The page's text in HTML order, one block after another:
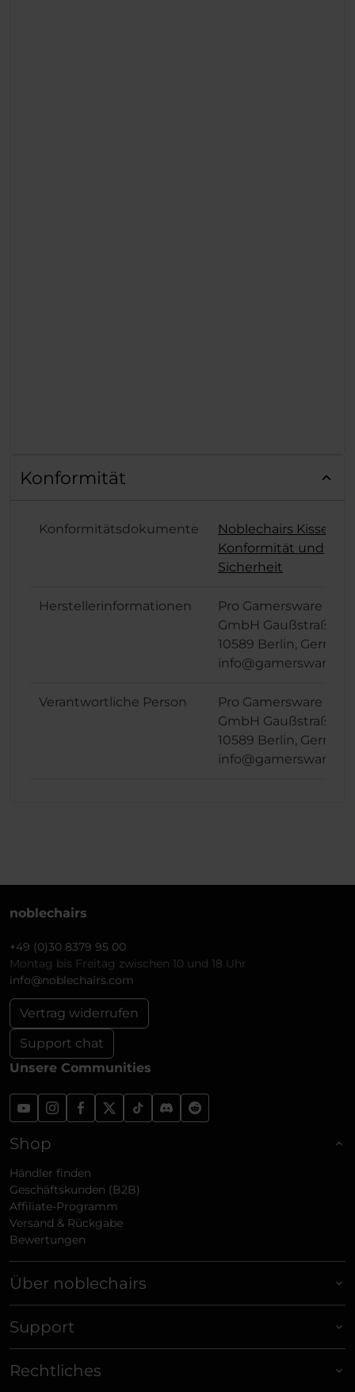
Konformität
Konformitätsdokumente
Noblechairs Kissen
Konformität und
Sicherheit
Herstellerinformationen
Pro Gamersware
GmbH Gaußstraße 1,
10589 Berlin,
Verantwortliche Person
Pro Gamersware
GmbH Gaußstraße 1,
10589 Berlin,
noblechairs
+49 (0)30 8379 95 00
Montag bis Freitag zwischen 10 und 18 Uhr
info@noblechairs.com
Vertrag widerrufen
Support chat
Unsere Communities
Shop
Händler finden
Geschäftskunden (B2B)
Affiliate-Programm
Versand & Rückgabe
Bewertungen
Über noblechairs
Support
Rechtliches